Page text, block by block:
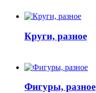
Круги, разное
Фигуры, разное